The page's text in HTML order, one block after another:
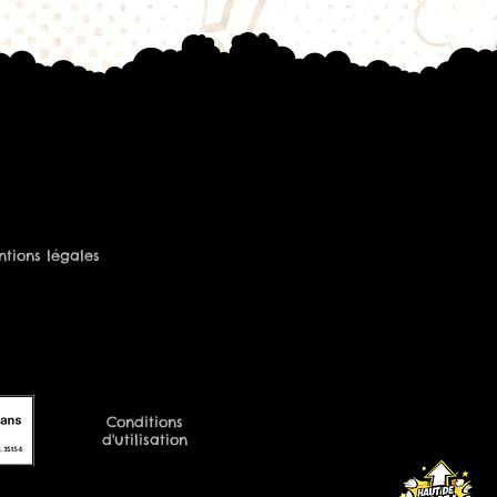
légales
Conditions
d'utilisation